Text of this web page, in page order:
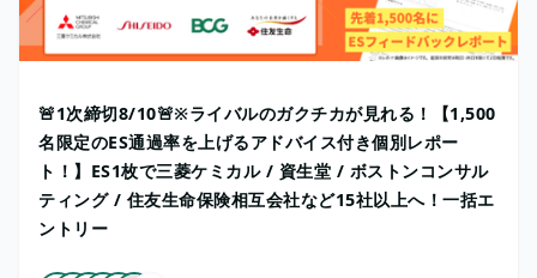
🚨1次締切8/10🚨※ライバルのガクチカが見れる！【1,500
名限定のES通過率を上げるアドバイス付き個別レポー
ト！】ES1枚で三菱ケミカル / 資生堂 / ボストンコンサル
ティング / 住友生命保険相互会社など15社以上へ！一括エ
ントリー